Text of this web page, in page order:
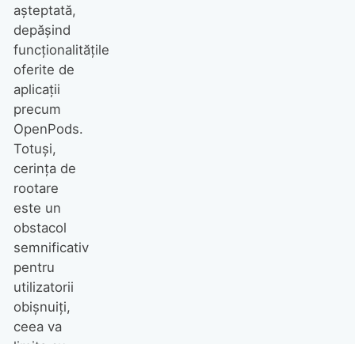
așteptată,
depășind
funcționalitățile
oferite de
aplicații
precum
OpenPods.
Totuși,
cerința de
rootare
este un
obstacol
semnificativ
pentru
utilizatorii
obișnuiți,
ceea va